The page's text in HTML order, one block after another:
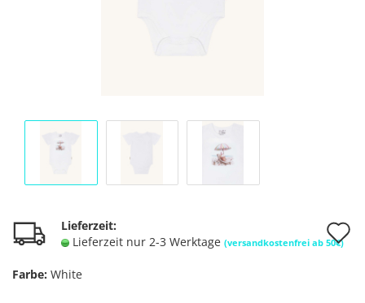
Lieferzeit:
Lieferzeit nur 2-3 Werktage (versandkostenfrei ab 50€)
Farbe: White